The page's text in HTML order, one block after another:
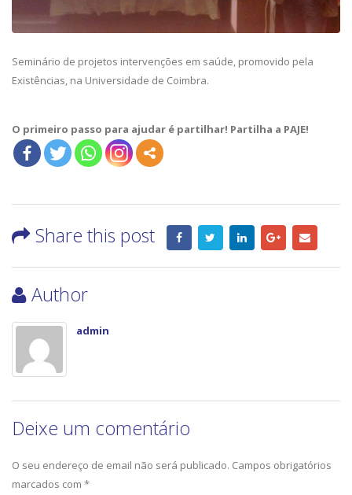
Seminário de projetos intervenções em saúde, promovido pela
Existências, na Universidade de Coimbra.
O primeiro passo para ajudar é partilhar! Partilha a PAJE!
Share this post
Author
admin
Deixe um comentário
O seu endereço de email não será publicado. Campos obrigatórios
marcados com *